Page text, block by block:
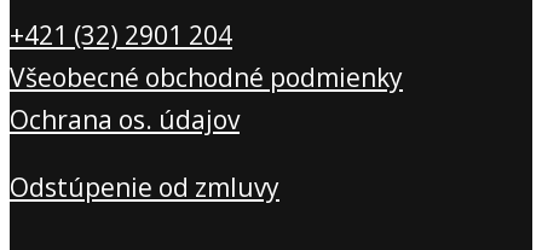
+421 (32) 2901 204
Všeobecné obchodné podmienky
Ochrana os. údajov
Odstúpenie od zmluvy